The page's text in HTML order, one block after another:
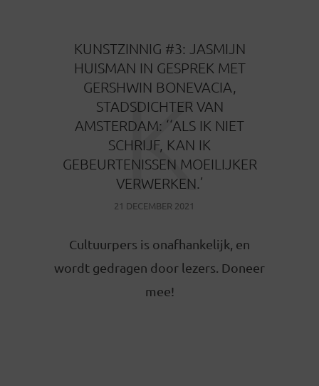
KUNSTZINNIG #3: JASMIJN
HUISMAN IN GESPREK MET
GERSHWIN BONEVACIA,
STADSDICHTER VAN
AMSTERDAM: ‘‘ALS IK NIET
SCHRIJF, KAN IK
GEBEURTENISSEN MOEILIJKER
VERWERKEN.’
21 DECEMBER 2021
K
Cultuurpers is onafhankelijk, en
wordt gedragen door lezers. Doneer
mee!